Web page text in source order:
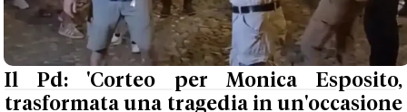
Il Pd: 'Corteo per Monica Esposito,
trasformata una tragedia in un'occasione